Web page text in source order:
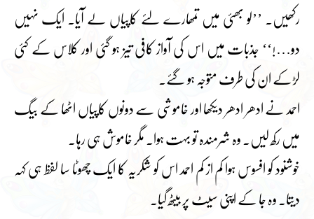
رکھیں۔ ’’لو بھئی میں تمھارے لئے کاپیاں لے آیا۔ ایک نہیں
دو…!‘‘ جذبات میں اس کی آواز کافی تیز ہو گئی اور کلاس کے کئی
لڑکے ان کی طرف متوجہ ہو گئے۔
احمد نے ادھر ادھر دیکھا اور خاموشی سے دونوں کاپیاں اٹھا کے بیگ
میں رکھ لیں۔ وہ شرمندہ تو بہت ہوا۔ مگر خاموش ہی رہا۔
خوشنود کو افسوس ہوا کم از کم احمد اس کو شکریہ کا ایک چھوٹا سا لفظ ہی کہہ
دیتا۔ وہ جا کے اپنی سیٹ پر بیٹھ گیا۔